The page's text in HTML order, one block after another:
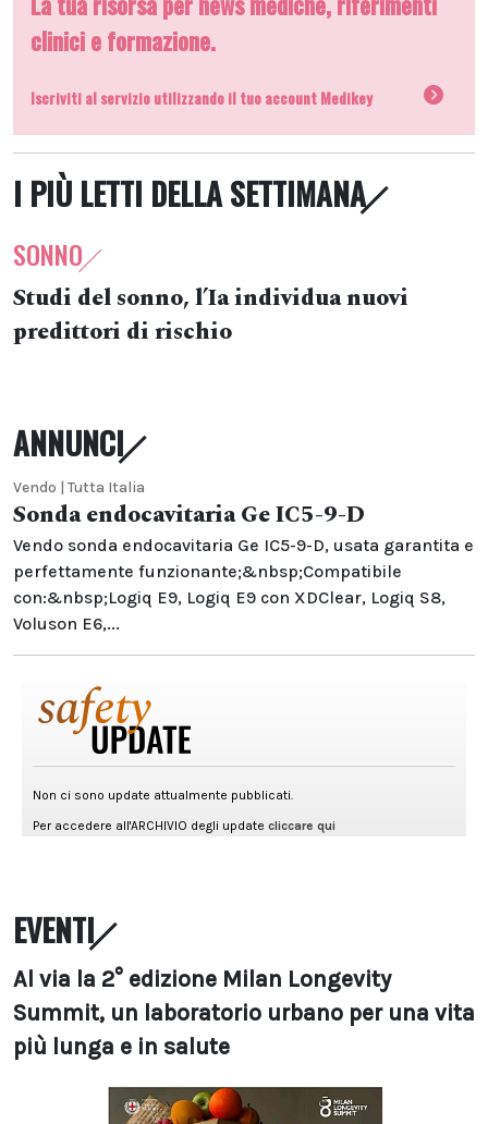
clinici e formazione.
Iscriviti al servizio utilizzando il tuo account Medikey
I PIÙ LETTI DELLA SETTIMANA
SONNO
Studi del sonno, l’Ia individua nuovi
predittori di rischio
ANNUNCI
Vendo | Tutta Italia
Sonda endocavitaria Ge IC5-9-D
Vendo sonda endocavitaria Ge IC5-9-D, usata garantita e
perfettamente funzionante;&nbsp;Compatibile
con:&nbsp;Logiq E9, Logiq E9 con XDClear, Logiq S8,
Voluson E6,...
EVENTI
Al via la 2° edizione Milan Longevity
Summit, un laboratorio urbano per una vita
più lunga e in salute